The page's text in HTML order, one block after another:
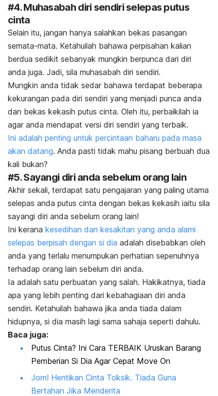
#4. Muhasabah diri sendiri selepas putus
cinta
Selain itu, jangan hanya salahkan bekas pasangan
semata-mata. Ketahuilah bahawa perpisahan kalian
berdua sedikit sebanyak mungkin berpunca dari diri
anda juga. Jadi, sila muhasabah diri sendiri.
Mungkin anda tidak sedar bahawa terdapat beberapa
kekurangan pada diri sendiri yang menjadi punca anda
dan bekas kekasih putus cinta. Oleh itu, perbaikilah ia
agar anda mendapat versi diri sendiri yang terbaik.
Ini adalah penting untuk percintaan baharu pada masa
akan datang. Anda pasti tidak mahu pisang berbuah dua
kali bukan?
#5. Sayangi diri anda sebelum orang lain
Akhir sekali, terdapat satu pengajaran yang paling utama
selepas anda putus cinta dengan bekas kekasih iaitu sila
sayangi diri anda sebelum orang lain!
Ini kerana kesedihan dan kesakitan yang anda alami
selepas berpisah dengan si dia adalah disebabkan oleh
anda yang terlalu menumpukan perhatian sepenuhnya
terhadap orang lain sebelum diri anda.
Ia adalah satu perbuatan yang salah. Hakikatnya, tiada
apa yang lebih penting dari kebahagiaan diri anda
sendiri. Ketahuilah bahawa jika anda tiada dalam
hidupnya, si dia masih lagi sama sahaja seperti dahulu.
Baca juga:
Putus Cinta? Ini Cara TERBAIK Uruskan Barang
Pemberian Si Dia Agar Cepat Move On
Jom! Hentikan Cinta Toksik. Tiada Guna
Bertahan Jika Menderita